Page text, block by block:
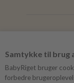
Samtykke til brug
BabyRiget bruger
forbedre